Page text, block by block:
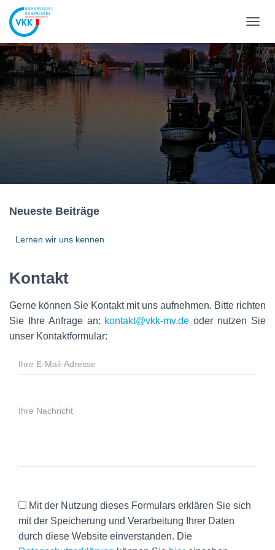
A
V
I
G
T
O
N
U
M
S
C
Neueste Beiträge
Lernen wir uns kennen
Kontakt
Gerne können Sie Kontakt mit uns aufnehmen. Bitte richten
Sie Ihre Anfrage an: kontakt@vkk-mv.de oder nutzen Sie
unser Kontaktformular:
Mit der Nutzung dieses Formulars erklären Sie sich
mit der Speicherung und Verarbeitung Ihrer Daten
durch diese Website einverstanden. Die